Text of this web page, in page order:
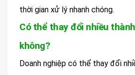
thời gian xử lý nhanh chóng.
Có thể thay đổi nhiều
không?
Doanh nghiệp có thể thay đổi